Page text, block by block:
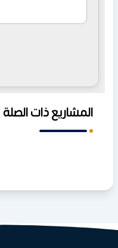
المشاريع ذات الصلة